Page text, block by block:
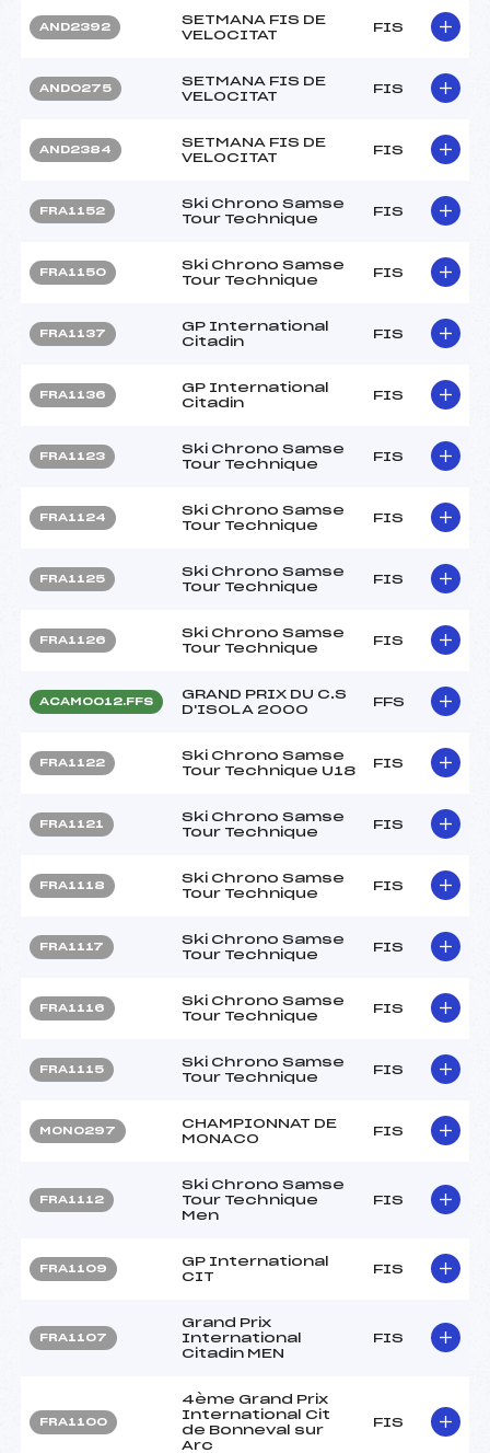
AND2392
SETMANA FIS DE
VELOCITAT
FIS
AND0275
SETMANA FIS DE
VELOCITAT
FIS
AND2384
SETMANA FIS DE
VELOCITAT
FIS
FRA1152
Ski Chrono Samse
Tour Technique
FIS
FRA1150
Ski Chrono Samse
Tour Technique
FIS
FRA1137
GP International
Citadin
FIS
FRA1136
GP International
Citadin
FIS
FRA1123
Ski Chrono Samse
Tour Technique
FIS
FRA1124
Ski Chrono Samse
Tour Technique
FIS
FRA1125
Ski Chrono Samse
Tour Technique
FIS
FRA1126
Ski Chrono Samse
Tour Technique
FIS
ACAM0012.FFS
GRAND PRIX DU C.S
D'ISOLA 2000
FFS
FRA1122
Ski Chrono Samse
Tour Technique U18
FIS
FRA1121
Ski Chrono Samse
Tour Technique
FIS
FRA1118
Ski Chrono Samse
Tour Technique
FIS
FRA1117
Ski Chrono Samse
Tour Technique
FIS
FRA1116
Ski Chrono Samse
Tour Technique
FIS
FRA1115
Ski Chrono Samse
Tour Technique
FIS
MON0297
CHAMPIONNAT DE
MONACO
FIS
FRA1112
Ski Chrono Samse
Tour Technique
Men
FIS
FRA1109
GP International
CIT
FIS
FRA1107
Grand Prix
International
Citadin MEN
FIS
FRA1100
4ème Grand Prix
International Cit
de Bonneval sur
Arc
FIS